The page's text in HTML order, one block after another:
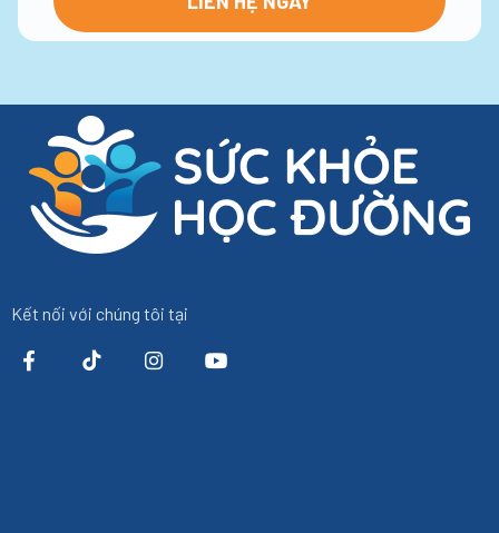
Kết nối với chúng tôi tại